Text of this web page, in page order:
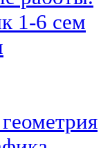
1-6 сем